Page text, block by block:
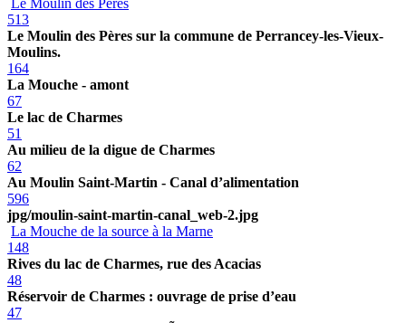
513
Le Moulin des Pères sur la commune de Perrancey-les-Vieux-
Moulins.
164
La Mouche - amont
67
Le lac de Charmes
51
Au milieu de la digue de Charmes
62
Au Moulin Saint-Martin - Canal d’alimentation
596
jpg/moulin-saint-martin-canal_web-2.jpg
La Mouche de la source à la Marne
148
Rives du lac de Charmes, rue des Acacias
48
Réservoir de Charmes : ouvrage de prise d’eau
47